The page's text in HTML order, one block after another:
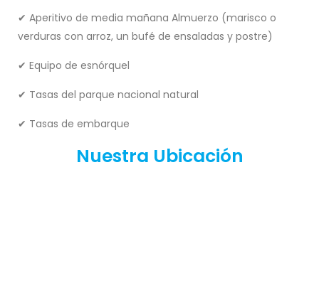
✔ Aperitivo de media mañana Almuerzo (marisco o
verduras con arroz, un bufé de ensaladas y postre)
✔ Equipo de esnórquel
✔ Tasas del parque nacional natural
✔ Tasas de embarque
Nuestra Ubicación